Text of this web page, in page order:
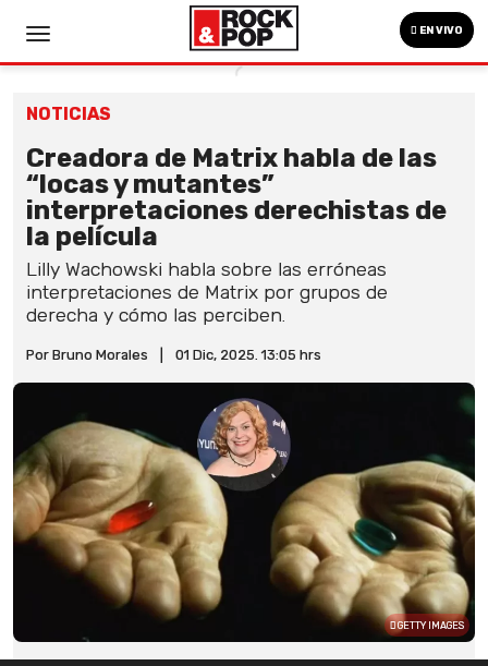
EN VIVO
NOTICIAS
Creadora de Matrix habla de las
“locas y mutantes”
interpretaciones derechistas de
la película
Lilly Wachowski habla sobre las erróneas
interpretaciones de Matrix por grupos de
derecha y cómo las perciben.
Por Bruno Morales 01 Dic, 2025. 13:05 hrs
GETTY IMAGES